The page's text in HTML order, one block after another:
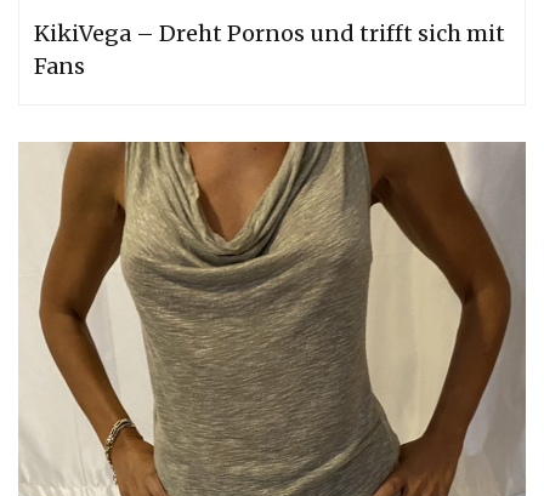
KikiVega – Dreht Pornos und trifft sich mit
Fans